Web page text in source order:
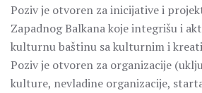
Poziv je otvoren za inicijative i
Zapadnog Balkana koje integrišu i
kulturnu baštinu sa kulturnim i
Poziv je otvoren za organizacije
kulture, nevladine organizacije,